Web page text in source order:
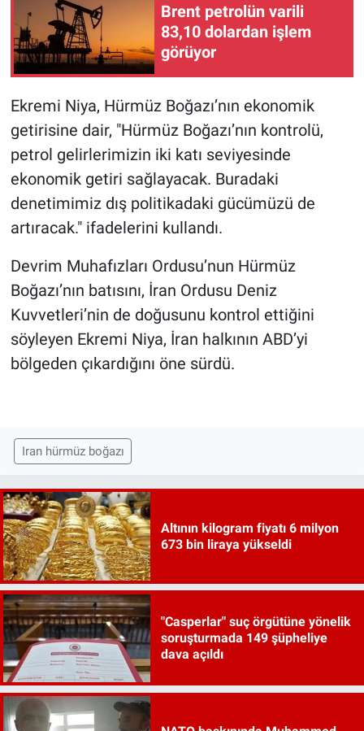
Brent petrolün varili
83,10 dolardan işlem
görüyor
Ekremi Niya, Hürmüz Boğazı’nın ekonomik
getirisine dair, "Hürmüz Boğazı’nın kontrolü,
petrol gelirlerimizin iki katı seviyesinde
ekonomik getiri sağlayacak. Buradaki
denetimimiz dış politikadaki gücümüzü de
artıracak." ifadelerini kullandı.
Devrim Muhafızları Ordusu’nun Hürmüz
Boğazı’nın batısını, İran Ordusu Deniz
Kuvvetleri’nin de doğusunu kontrol ettiğini
söyleyen Ekremi Niya, İran halkının ABD’yi
bölgeden çıkardığını öne sürdü.
Iran hürmüz boğazı
Altının kilogram fiyatı 6 milyon
673 bin liraya yükseldi
"Casperlar" suç örgütüne yönelik
soruşturmada 149 şüpheliye
dava açıldı